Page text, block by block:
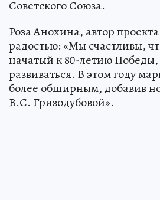
Советского Союза.
Роза Анохина, автор
радостью: «Мы счастливы,
начатый к 80-летию
развиваться. В этом году
более обширным, добавив
В.С. Гризодубовой».